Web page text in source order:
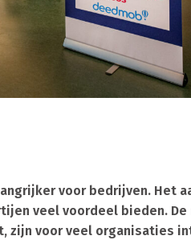
voor bedrijven. Het
veel voordeel bieden.
zijn voor veel organisaties